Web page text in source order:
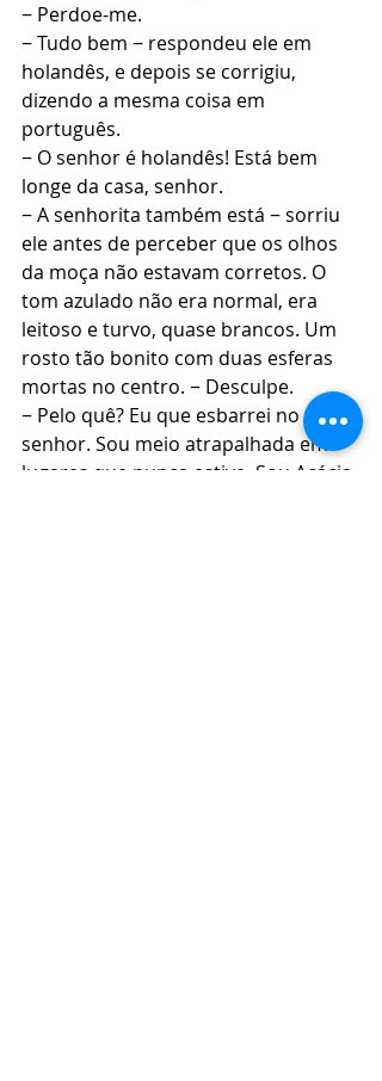
− Perdoe-me.
− Tudo bem − respondeu ele em
holandês, e depois se corrigiu,
dizendo a mesma coisa em
português.
− O senhor é holandês! Está bem
longe da casa, senhor.
− A senhorita também está − sorriu
ele antes de perceber que os olhos
da moça não estavam corretos. O
tom azulado não era normal, era
leitoso e turvo, quase brancos. Um
rosto tão bonito com duas esferas
mortas no centro. − Desculpe.
− Pelo quê? Eu que esbarrei no
senhor. Sou meio atrapalhada em
lugares que nunca estive. Sou Acácia.